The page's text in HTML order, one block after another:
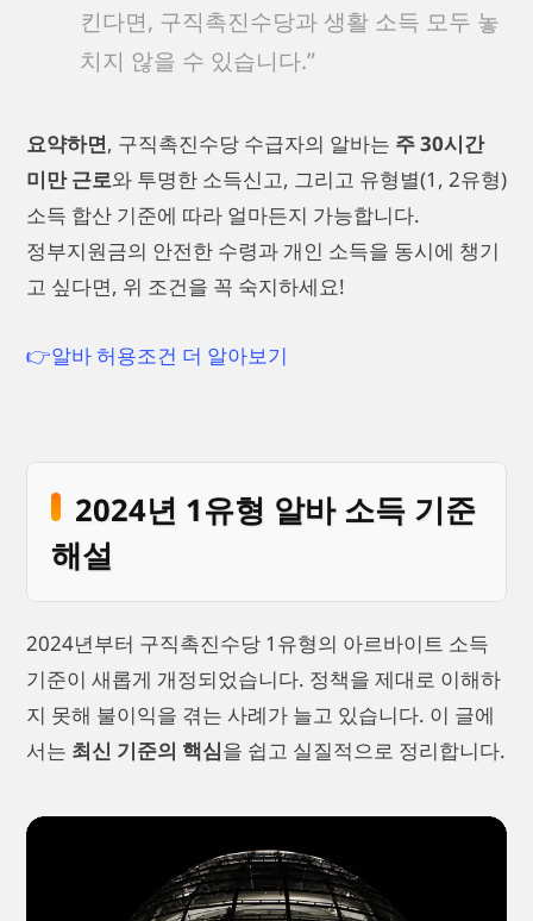
킨다면, 구직촉진수당과 생활 소득 모두 놓
치지 않을 수 있습니다.”
요약하면, 구직촉진수당 수급자의 알바는 주 30시간
미만 근로와 투명한 소득신고, 그리고 유형별(1, 2유형)
소득 합산 기준에 따라 얼마든지 가능합니다.
정부지원금의 안전한 수령과 개인 소득을 동시에 챙기
고 싶다면, 위 조건을 꼭 숙지하세요!
👉알바 허용조건 더 알아보기
2024년 1유형 알바 소득 기준
해설
2024년부터 구직촉진수당 1유형의 아르바이트 소득
기준이 새롭게 개정되었습니다. 정책을 제대로 이해하
지 못해 불이익을 겪는 사례가 늘고 있습니다. 이 글에
서는 최신 기준의 핵심을 쉽고 실질적으로 정리합니다.